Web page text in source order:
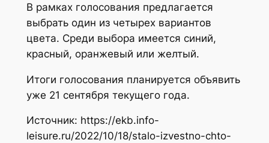
В рамках голосования предлагается
выбрать один из четырех вариантов
цвета. Среди выбора имеется синий,
красный, оранжевый или желтый.
Итоги голосования планируется объявить
уже 21 сентября текущего года.
Источник: https://ekb.info-
leisure.ru/2022/10/18/stalo-izvestno-chto-